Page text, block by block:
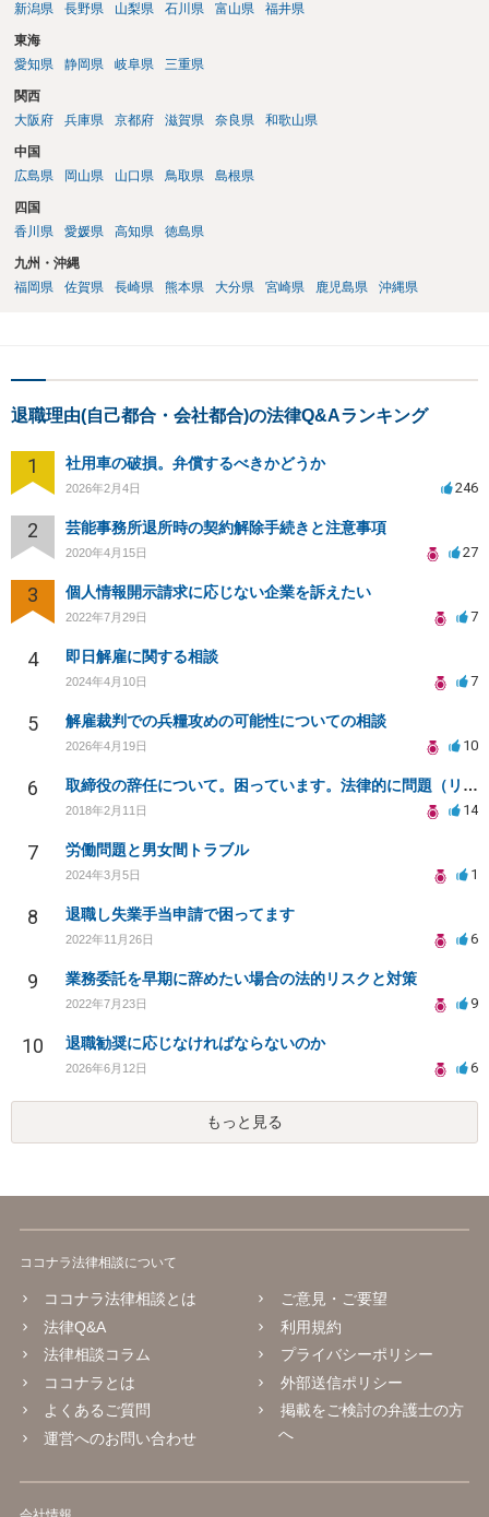
新潟県
長野県 山梨県 石川県 富山県 福井県
東海
愛知県
静岡県 岐阜県 三重県
関西
大阪府
兵庫県 京都府 滋賀県 奈良県 和歌山県
中国
広島県
岡山県 山口県 鳥取県 島根県
四国
香川県
愛媛県 高知県 徳島県
九州・沖縄
福岡県
佐賀県 長崎県 熊本県 大分県 宮崎県 鹿児島県 沖縄県
退職理由(自己都合・会社都合)の法律Q&Aランキング
1 社用車の破損。弁償するべきかどうか
2026年2月4日 246
2 芸能事務所退所時の契約解除手続きと注意事項
2020年4月15日 27
3 個人情報開示請求に応じない企業を訴えたい
2022年7月29日 7
4 即日解雇に関する相談
2024年4月10日 7
5 解雇裁判での兵糧攻めの可能性についての相談
2026年4月19日 10
6 取締役の辞任について。困っています。法律的に問題（リスク）がない辞任の仕方を教えてください。
2018年2月11日 14
7 労働問題と男女間トラブル
2024年3月5日 1
8 退職し失業手当申請で困ってます
2022年11月26日 6
9 業務委託を早期に辞めたい場合の法的リスクと対策
2022年7月23日 9
10 退職勧奨に応じなければならないのか
2026年6月12日 6
もっと見る
ココナラ法律相談について
ココナラ法律相談とは
法律Q&A
法律相談コラム
ココナラとは
よくあるご質問
運営へのお問い合わせ
ご意見・ご要望
利用規約
プライバシーポリシー
外部送信ポリシー
掲載をご検討の弁護士の方
へ